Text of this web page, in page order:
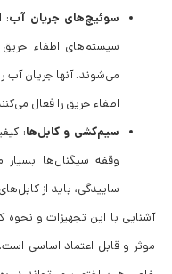
سوئیچ‌های جریان آب:
سیستم‌های اطفاء حریق
می‌شوند. آنها جریان آب
اطفاء حریق را فعال
سیم‌کشی و کابل‌ها:
وقفه سیگنال‌ها
ساییدگی، باید از
آشنایی با این تجهیزات و نحوه
موثر و قابل اعتماد اساسی